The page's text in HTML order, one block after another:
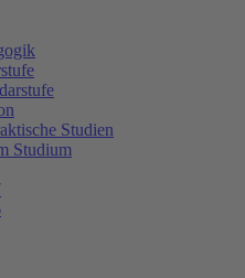
Studien
Studium